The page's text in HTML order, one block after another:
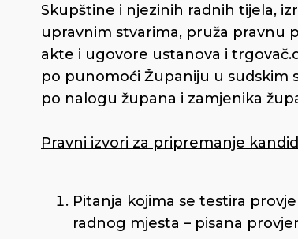
Skupštine i njezinih radnih tijela,
upravnim stvarima, pruža pravnu
akte i ugovore ustanova i
po punomoći Županiju u sudskim
po nalogu župana i zamjenika
Pravni izvori za pripremanje
Pitanja kojima se testira
radnog mjesta – pisana